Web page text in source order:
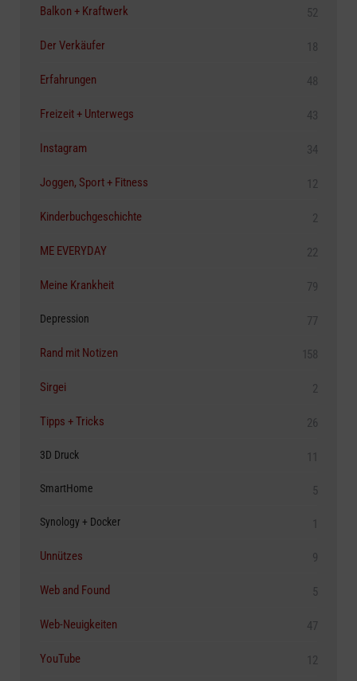
Balkon + Kraftwerk 52
Der Verkäufer 18
Erfahrungen 48
Freizeit + Unterwegs 43
Instagram 34
Joggen, Sport + Fitness 12
Kinderbuchgeschichte 2
ME EVERYDAY 22
Meine Krankheit 79
Depression 77
Rand mit Notizen 158
Sirgei 2
Tipps + Tricks 26
3D Druck 11
SmartHome 5
Synology + Docker 1
Unnützes 9
Web and Found 5
Web-Neuigkeiten 47
YouTube 12